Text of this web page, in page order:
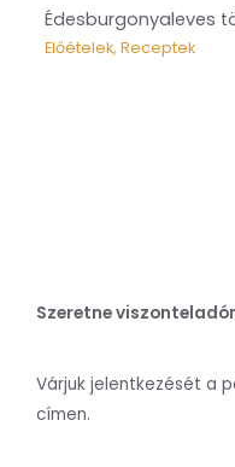
Édesburgonyaleves
Előételek, Receptek
Szeretne
Várjuk jelentkezését a
címen.